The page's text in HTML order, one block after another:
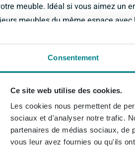
Consentement
Ce site web utilise des cookies.
Les cookies nous permettent de
sociaux et d'analyser notre trafic.
partenaires de médias sociaux, de
vous leur avez fournies ou qu'ils
meuble. Idéal si vous aimez un
meubles du même espace
unité et donnez à votre salle de
et étudiée.
au quotidien
compte surtout la manière
cm, cette poignée offre
mains mouillées ou lorsque vous
par rapport à la façade, ce qui
l’ouverture de tiroirs lourds ou